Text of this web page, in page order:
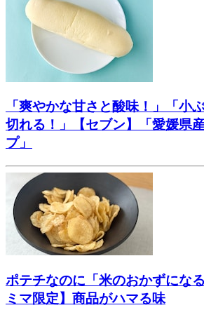
「爽やかな甘さと酸味！」「小
切れる！」【セブン】「愛媛県
プ」
ポテチなのに「米のおかずにな
ミマ限定】商品がハマる味